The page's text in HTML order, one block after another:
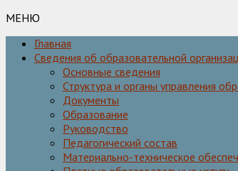
МЕНЮ
Главная
Сведения об образовательной
Основные сведения
Структура и органы управления
Документы
Образование
Руководство
Педагогический состав
Материально-техническое